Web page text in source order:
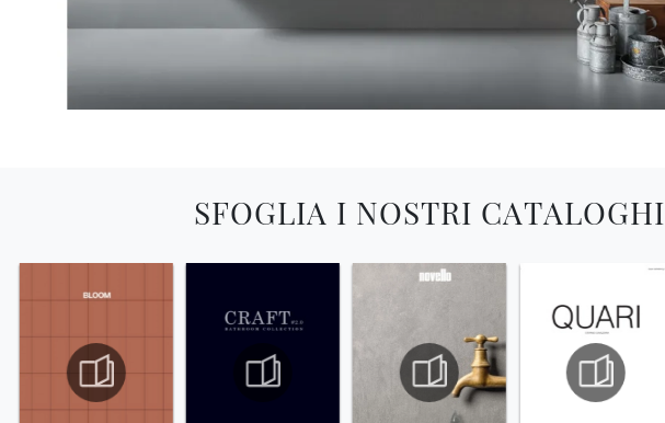
SFOGLIA I NOSTRI CATALOGHI